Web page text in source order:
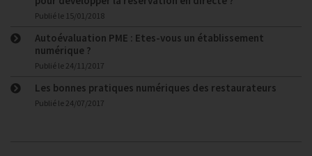
Publié le 15/01/2018
Autoévaluation PME : Etes-vous un établissement
numérique ?
Publié le 24/11/2017
Les bonnes pratiques numériques des restaurateurs
Publié le 24/07/2017